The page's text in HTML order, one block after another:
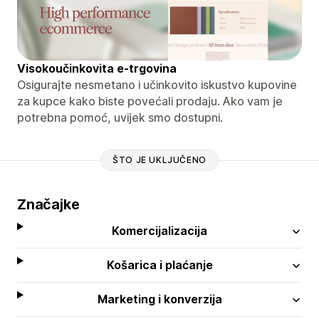
Visokoučinkovita e-trgovina
Osigurajte nesmetano i učinkovito iskustvo kupovine
za kupce kako biste povećali prodaju. Ako vam je
potrebna pomoć, uvijek smo dostupni.
ŠTO JE UKLJUČENO
Značajke
Komercijalizacija
Košarica i plaćanje
Marketing i konverzija